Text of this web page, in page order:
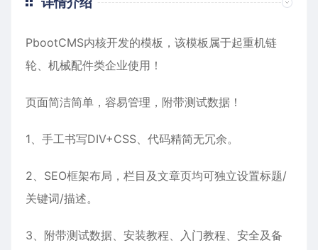
PbootCMS内核开发的模板，该模板属于起重机链
轮、 机械配件类企业使用！
页面简洁简单，容易管理，附带测试数据！
1、手工书写DIV+CSS、代码精简无冗余。
2、SEO框架布局，栏目及文章页均可独立设置标题/
关键词/描述。
3、附带测试数据、安装教程、入门教程、安全及备